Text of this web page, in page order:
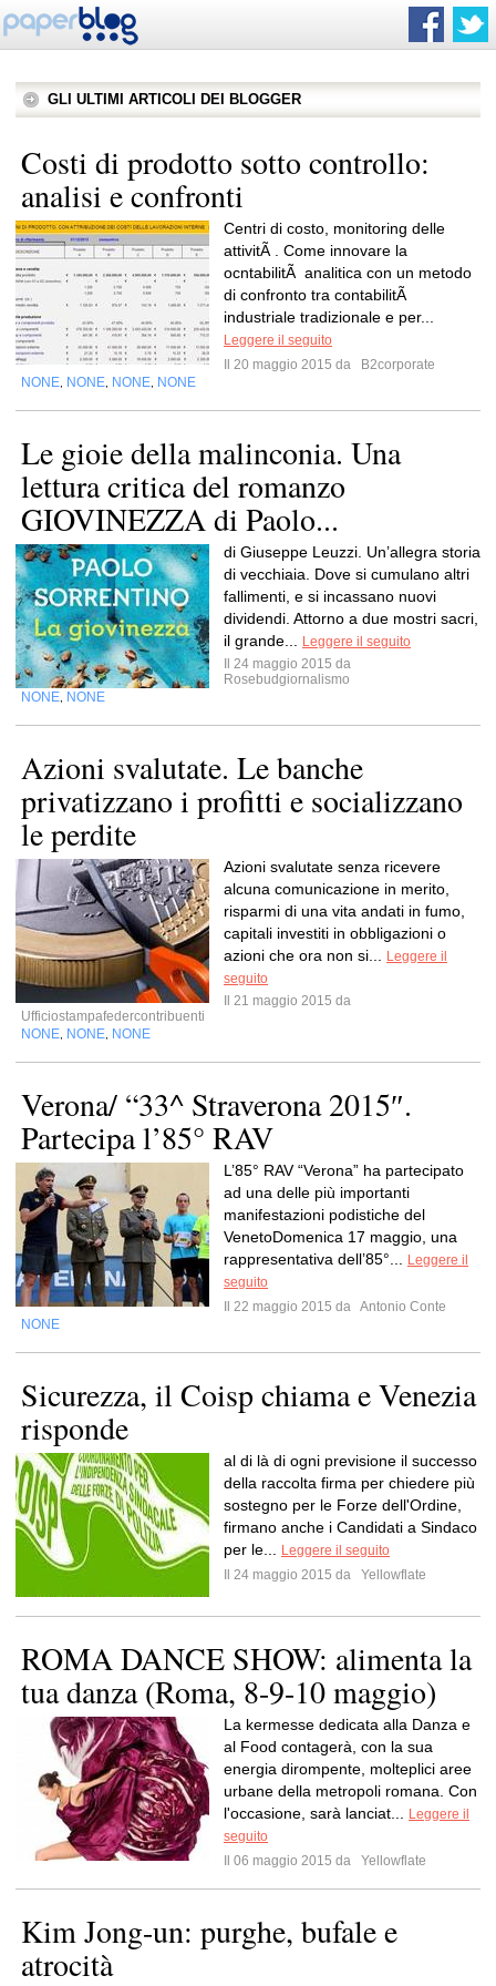
GLI ULTIMI ARTICOLI DEI BLOGGER
Costi di prodotto sotto controllo:
analisi e confronti
Centri di costo, monitoring delle
attivitÃ . Come innovare la
ocntabilitÃ analitica con un metodo
di confronto tra contabilitÃ
industriale tradizionale e per...
Leggere il seguito
Il 20 maggio 2015 da
B2corporate
NONE NONE NONE NONE
Le gioie della malinconia. Una
lettura critica del romanzo
GIOVINEZZA di Paolo...
di Giuseppe Leuzzi. Un’allegra storia
di vecchiaia. Dove si cumulano altri
fallimenti, e si incassano nuovi
dividendi. Attorno a due mostri sacri,
il grande...
Leggere il seguito
Il 24 maggio 2015 da
Rosebudgiornalismo
NONE NONE
Azioni svalutate. Le banche
privatizzano i profitti e socializzano
le perdite
Azioni svalutate senza ricevere
alcuna comunicazione in merito,
risparmi di una vita andati in fumo,
capitali investiti in obbligazioni o
azioni che ora non si...
Leggere il
seguito
Il 21 maggio 2015 da
Ufficiostampafedercontribuenti
NONE NONE NONE
Verona/ “33^ Straverona 2015″.
Partecipa l’85° RAV
L’85° RAV “Verona” ha partecipato
ad una delle più importanti
manifestazioni podistiche del
VenetoDomenica 17 maggio, una
rappresentativa dell’85°...
Leggere il
seguito
Il 22 maggio 2015 da Antonio Conte
NONE
Sicurezza, il Coisp chiama e Venezia
risponde
al di là di ogni previsione il successo
della raccolta firma per chiedere più
sostegno per le Forze dell'Ordine,
firmano anche i Candidati a Sindaco
per le...
Leggere il seguito
Il 24 maggio 2015 da
Yellowflate
ROMA DANCE SHOW: alimenta la
tua danza (Roma, 8-9-10 maggio)
La kermesse dedicata alla Danza e
al Food contagerà, con la sua
energia dirompente, molteplici aree
urbane della metropoli romana. Con
l'occasione, sarà lanciat...
Leggere il
seguito
Il 06 maggio 2015 da
Yellowflate
Kim Jong-un: purghe, bufale e
atrocità